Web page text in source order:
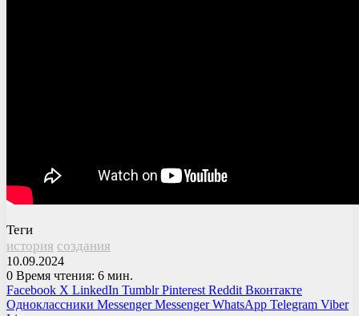
Теги
история создания
10.09.2024
0 Время чтения: 6 мин.
Facebook X LinkedIn Tumblr Pinterest Reddit Вконтакте
Одноклассники Messenger Messenger WhatsApp Telegram Viber